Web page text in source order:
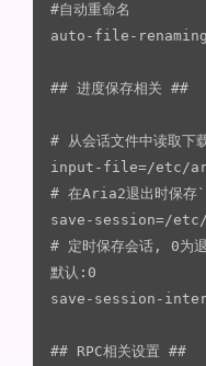
#自动重命名
auto-file-renaming
## 进度保存相关 ##
# 从会话文件中读取下
input-file=/etc/
# 在Aria2退出时保存`
save-session=/
# 定时保存会话, 0为
默认:0
save-session-
## RPC相关设置 ##